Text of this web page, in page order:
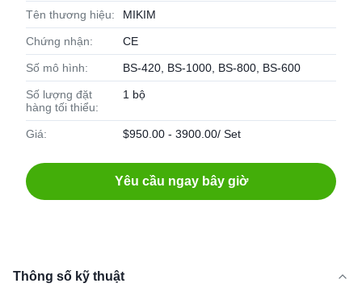
Tên thương hiệu: MIKIM
Chứng nhận: CE
Số mô hình: BS-420, BS-1000, BS-800, BS-600
Số lượng đặt
hàng tối thiểu:
1 bộ
Giá: $950.00 - 3900.00/ Set
Yêu cầu ngay bây giờ
Thông số kỹ thuật